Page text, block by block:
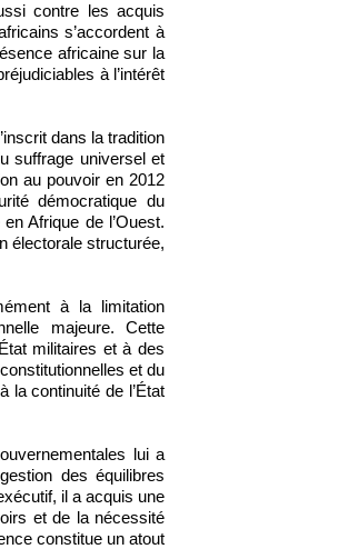
contre les acquis
s’accordent à
africaine sur la
à l’intérêt
dans la tradition
suffrage universel et
au pouvoir en 2012
démocratique du
Afrique de l’Ouest.
électorale structurée,
à la limitation
majeure. Cette
militaires et à des
et du
la continuité de l’État
lui a
des équilibres
il a acquis une
et de la nécessité
constitue un atout